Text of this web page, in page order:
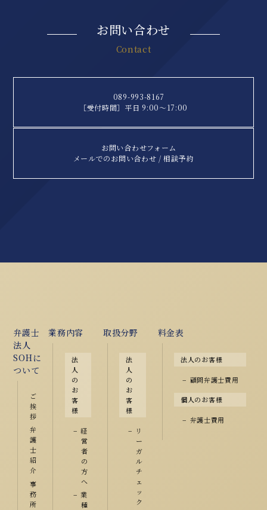
お問い合わせ
Contact
089-993-8167
［受付時間］平日 9:00〜17:00
お問い合わせフォーム
メールでのお問い合わせ / 相談予約
弁護士
法人
SOHに
ついて
ご
挨
拶
弁
護
士
紹
介
事
務
所
業務内容
法
人
の
お
客
様
経
営
者
の
方
へ
業
種
取扱分野
法
人
の
お
客
様
リ
ー
ガ
ル
チ
ェ
ッ
ク
料金表
法人のお客様
顧問弁護士費用
個人のお客様
弁護士費用